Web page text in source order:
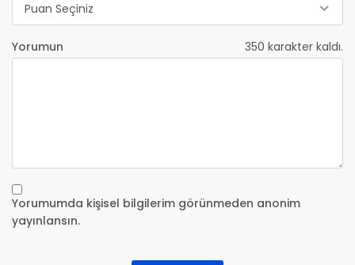
Puan Seçiniz
Yorumun 350 karakter kaldı.
Yorumumda kişisel bilgilerim görünmeden anonim
yayınlansın.